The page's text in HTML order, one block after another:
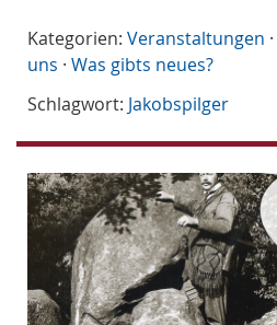
Kategorien: Veranstaltungen ·
uns · Was gibts neues?
Schlagwort: Jakobspilger